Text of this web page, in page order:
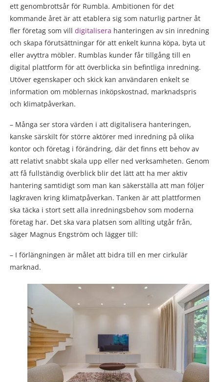
ett genombrottsår för Rumbla. Ambitionen för det
kommande året är att etablera sig som naturlig partner åt
fler företag som vill digitalisera hanteringen av sin inredning
och skapa förutsättningar för att enkelt kunna köpa, byta ut
eller avyttra möbler. Rumblas kunder får tillgång till en
digital plattform för att överblicka sin befintliga inredning.
Utöver egenskaper och skick kan användaren enkelt se
information om möblernas inköpskostnad, marknadspris
och klimatpåverkan.
– Många ser stora värden i att digitalisera hanteringen,
kanske särskilt för större aktörer med inredning på olika
kontor och företag i förändring, där det finns ett behov av
att relativt snabbt skala upp eller ned verksamheten. Genom
att få fullständig överblick blir det lätt att ha mer aktiv
hantering samtidigt som man kan säkerställa att man följer
lagkraven kring klimatpåverkan. Tanken är att plattformen
ska täcka i stort sett alla inredningsbehov som moderna
företag har. Det ska vara platsen som allting utgår från,
säger Magnus Engström och lägger till:
– I förlängningen är målet att bidra till en mer cirkulär
marknad.